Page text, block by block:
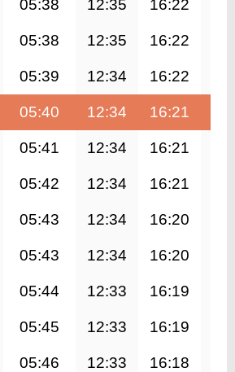
05:38 12:35 16:22
05:38 12:35 16:22
05:39 12:34 16:22
05:40 12:34 16:21
05:41 12:34 16:21
05:42 12:34 16:21
05:43 12:34 16:20
05:43 12:34 16:20
05:44 12:33 16:19
05:45 12:33 16:19
05:46 12:33 16:18